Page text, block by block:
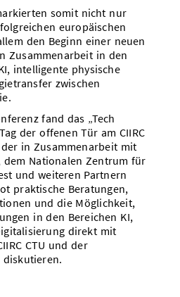
somit nicht nur
europäischen
den Beginn einer neuen
Zusammenarbeit in den
intelligente physische
zwischen
fand das „Tech
der offenen Tür am CIIRC
in Zusammenarbeit mit
dem Nationalen Zentrum für
und weiteren Partnern
praktische Beratungen,
und die Möglichkeit,
in den Bereichen KI,
direkt mit
CTU und der